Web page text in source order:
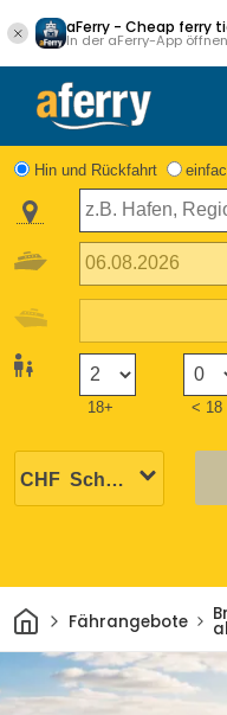
aFerry - Cheap ferry
In der aFerry-App öffnen
Hin und Rückfahrt
18+ < 18
HeimFährangebote